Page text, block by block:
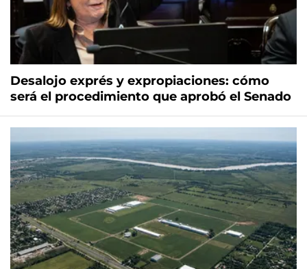
Desalojo exprés y expropiaciones: cómo
será el procedimiento que aprobó el Senado